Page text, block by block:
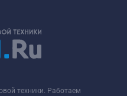
техники. Работаем